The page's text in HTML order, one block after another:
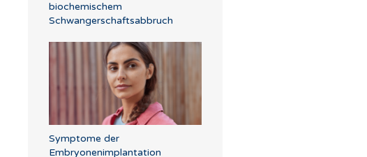
biochemischem
Schwangerschaftsabbruch
Symptome der
Embryonenimplantation